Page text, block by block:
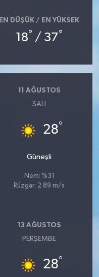
EN DÜŞÜK / EN YÜKSEK
18° / 37°
11 AĞUSTOS
SALI
28°
Güneşli
Nem: %31
Rüzgar: 2.89 m/s
13 AĞUSTOS
PERŞEMBE
28°